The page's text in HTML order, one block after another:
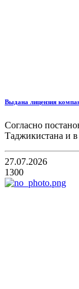
Выдана лицензия
Согласно
Таджикистана и в
27.07.2026
1300